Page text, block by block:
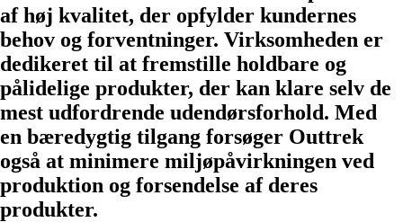
af høj kvalitet, der opfylder kundernes
behov og forventninger. Virksomheden er
dedikeret til at fremstille holdbare og
pålidelige produkter, der kan klare selv de
mest udfordrende udendørsforhold. Med
en bæredygtig tilgang forsøger Outtrek
også at minimere miljøpåvirkningen ved
produktion og forsendelse af deres
produkter.